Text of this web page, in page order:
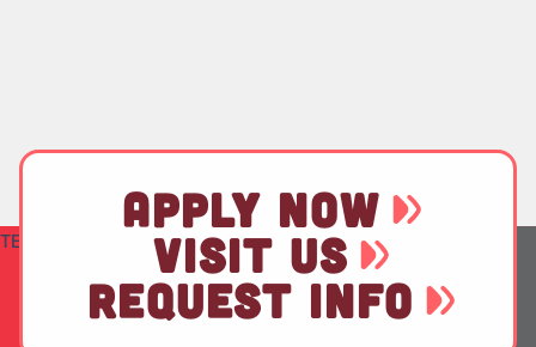
TEST
APPLY NOW
VISIT US
REQUEST INFO